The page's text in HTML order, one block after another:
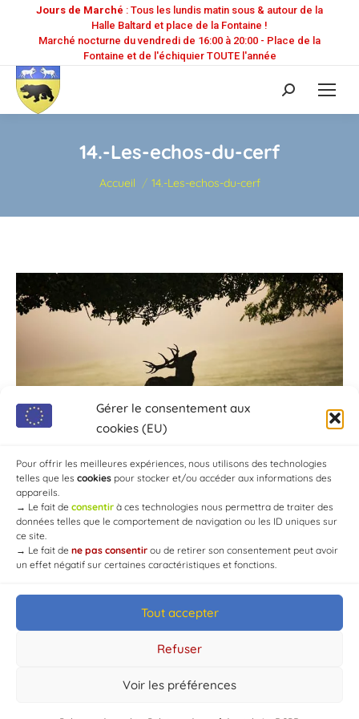
Gérer le consentement aux
cookies (EU)
Pour offrir les meilleures expériences, nous utilisons des technologies
telles que les cookies pour stocker et/ou accéder aux informations des
appareils.
→ Le fait de consentir à ces technologies nous permettra de traiter des
données telles que le comportement de navigation ou les ID uniques sur
ce site.
→ Le fait de ne pas consentir ou de retirer son consentement peut avoir
un effet négatif sur certaines caractéristiques et fonctions.
Tout accepter
Refuser
Voir les préférences
Jours de Marché : Tous les lundis matin sous & autour de la
Halle Baltard et place de la Fontaine !
Marché nocturne du vendredi de 16:00 à 20:00 - Place de la
Fontaine et de l'échiquier TOUTE l'année
Recherche
:
14.-Les-echos-du-cerf
Vous êtes ici :
Accueil 14.-Les-echos-du-cerf
© Mairie de Chaource [2004-2024] | Tous droits réservés.
Developed byWEB3-DESIGN